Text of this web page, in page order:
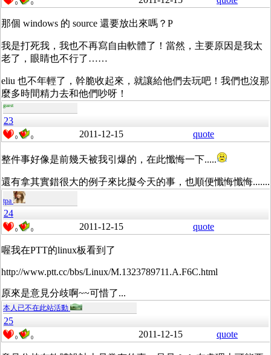
0 0
那個 windows 的 source 還要放出來嗎？P
我是打死我，我也不再寫自由軟體了！當然，主要原因是我太
老了，眼睛也不行了……
eliu 也不年輕了，幹脆收起來，就讓給他們去玩吧！我們也沒那
麼多時間精力去和他們吵呀！
guest
23
0 0 2011-12-15 quote
整件事好像是前幾天被我引爆的，在此懺悔一下.....
還有拿其實錯很大的例子來比擬今天的事，也順便懺悔懺悔.......
tpa
24
0 0 2011-12-15 quote
喔我在PTT的linux板看到了
http://www.ptt.cc/bbs/Linux/M.1323789711.A.F6C.html
原來是意見分歧啊~~可惜了...
本人已不在此站活動
25
0 0 2011-12-15 quote